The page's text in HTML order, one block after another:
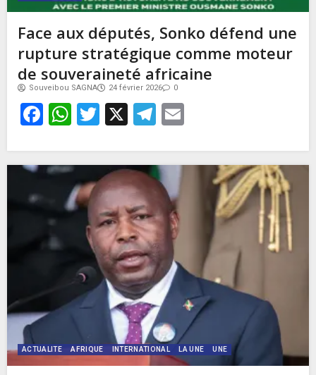
Face aux députés, Sonko défend une
rupture stratégique comme moteur
de souveraineté africaine
Souveibou SAGNA 24 février 2026 0
Facebook
WhatsApp
Twitter
X Telegram
ACTUALITE AFRIQUE INTERNATIONAL LA UNE UNE